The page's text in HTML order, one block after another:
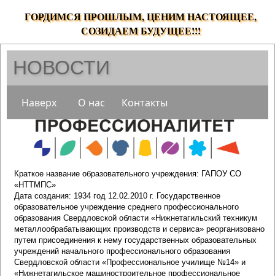
ГОРДИМСЯ ПРОШЛЫМ, ЦЕНИМ НАСТОЯЩЕЕ,
СОЗИДАЕМ БУДУЩЕЕ!!!